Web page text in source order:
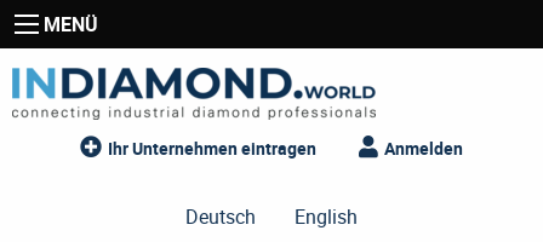
MENÜ
Ihr Unternehmen eintragen Anmelden
Deutsch English